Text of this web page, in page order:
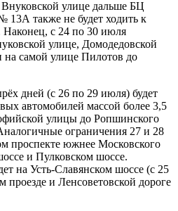
улице дальше БЦ
13А также не будет ходить к
Наконец, с 24 по 30 июля
улице, Домодедовской
самой улице Пилотов до
дней (с 26 по 29 июля) будет
автомобилей массой более 3,5
улицы до Ропшинского
ограничения 27 и 28
проспекте южнее Московского
и Пулковском шоссе.
на Усть-Славянском шоссе (с 25
проезде и Ленсоветовской дороге